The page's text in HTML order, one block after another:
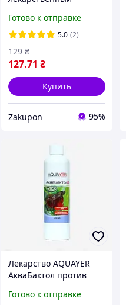
Готово к отправке
5.0 (2)
127.71 ₴
129 ₴
Купить
Zakupon 95%
Лекарство AQUAYER
АкваБактол против
инфекций, лекарство
Готово к отправке